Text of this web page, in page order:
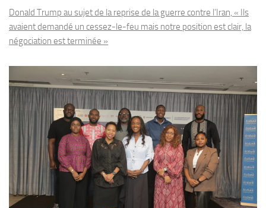
Donald Trump au sujet de la reprise de la guerre contre l’Iran, « Ils
avaient demandé un cessez-le-feu mais notre position est clair, la
négociation est terminée »